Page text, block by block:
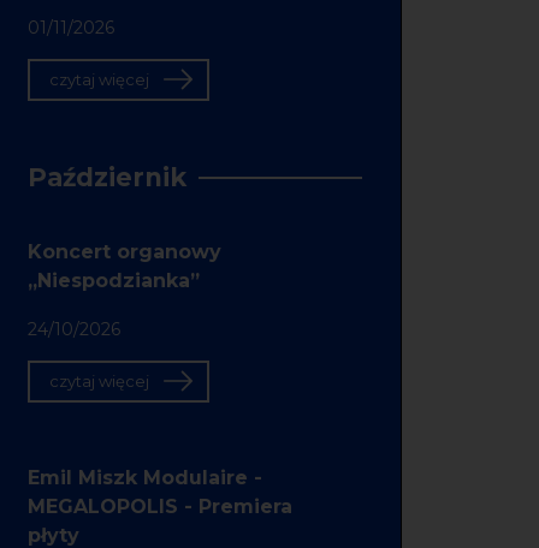
01/11/2026
czytaj więcej
Październik
Koncert organowy
„Niespodzianka”
24/10/2026
czytaj więcej
Emil Miszk Modulaire -
MEGALOPOLIS - Premiera
płyty